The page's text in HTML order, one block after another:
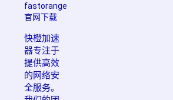
fastorange
官网下载
快橙加速
器专注于
提供高效
的网络安
全服务。